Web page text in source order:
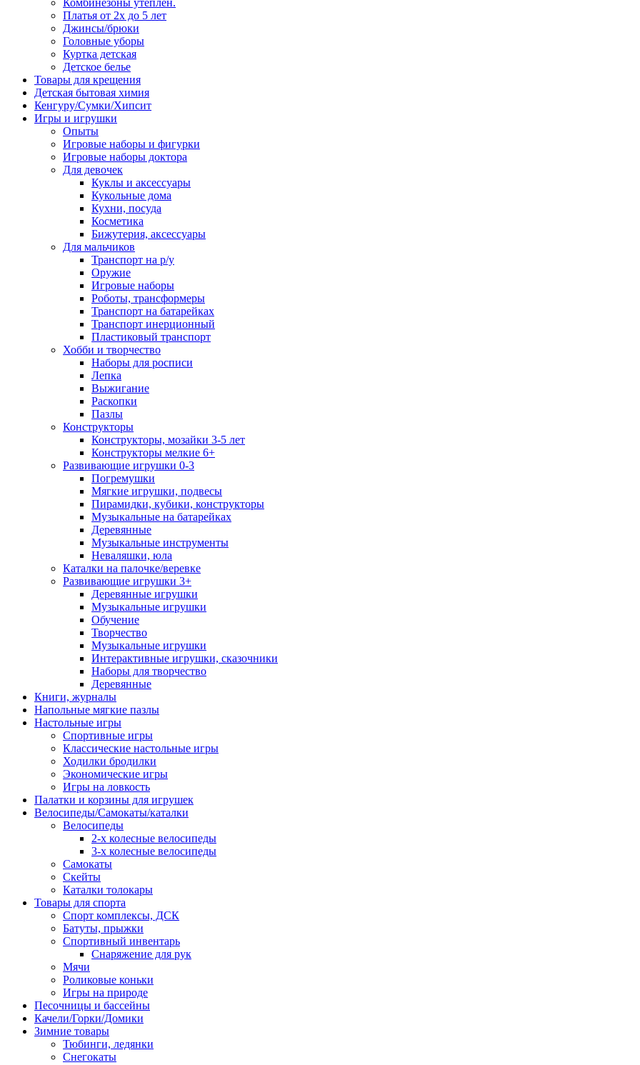
Платья от 2х до 5 лет
Джинсы/брюки
Головные уборы
Куртка детская
Детское белье
Товары для крещения
Детская бытовая химия
Кенгуру/Сумки/Хипсит
Игры и игрушки
Опыты
Игровые наборы и фигурки
Игровые наборы доктора
Для девочек
Куклы и аксессуары
Кукольные дома
Кухни, посуда
Косметика
Бижутерия, аксессуары
Для мальчиков
Транспорт на р/у
Оружие
Игровые наборы
Роботы, трансформеры
Транспорт на батарейках
Транспорт инерционный
Пластиковый транспорт
Хобби и творчество
Наборы для росписи
Лепка
Выжигание
Раскопки
Пазлы
Конструкторы
Конструкторы, мозайки 3-5 лет
Конструкторы мелкие 6+
Развивающие игрушки 0-3
Погремушки
Мягкие игрушки, подвесы
Пирамидки, кубики, конструкторы
Музыкальные на батарейках
Деревянные
Музыкальные инструменты
Неваляшки, юла
Каталки на палочке/веревке
Развивающие игрушки 3+
Деревянные игрушки
Музыкальные игрушки
Обучение
Творчество
Музыкальные игрушки
Интерактивные игрушки, сказочники
Наборы для творчество
Деревянные
Книги, журналы
Напольные мягкие пазлы
Настольные игры
Спортивные игры
Классические настольные игры
Ходилки бродилки
Экономические игры
Игры на ловкость
Палатки и корзины для игрушек
Велосипеды/Самокаты/каталки
Велосипеды
2-х колесные велосипеды
3-х колесные велосипеды
Самокаты
Скейты
Каталки толокары
Товары для спорта
Спорт комплексы, ДСК
Батуты, прыжки
Спортивный инвентарь
Снаряжение для рук
Мячи
Роликовые коньки
Игры на природе
Песочницы и бассейны
Качели/Горки/Домики
Зимние товары
Тюбинги, ледянки
Снегокаты